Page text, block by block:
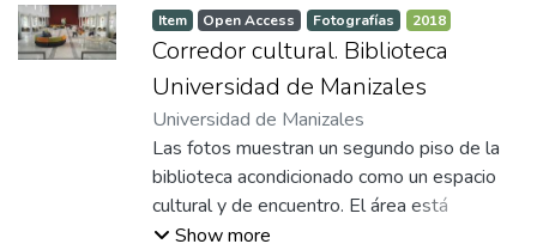
académicos que soportan el área de
ciencias de la salud (anatomage, modelos
anatómicos, colección bibliográfica).
Item Open Access Fotografías 2018
Corredor cultural. Biblioteca
Universidad de Manizales
Universidad de Manizales
Las fotos muestran un segundo piso de la
biblioteca acondicionado como un espacio
cultural y de encuentro. El área está
conformada por un diseño arquitectónico
Show more